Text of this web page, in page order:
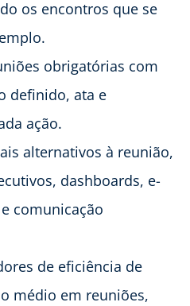
os encontros que se
obrigatórias com
definido, ata e
ação.
alternativos à reunião,
dashboards, e-
comunicação
de eficiência de
médio em reuniões,